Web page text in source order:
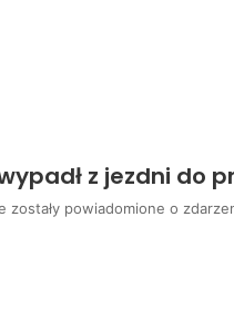
z jezdni do
zostały powiadomione o